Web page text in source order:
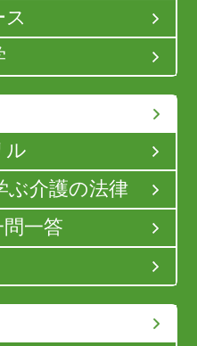
ス
ル
ぶ介護の法律
一答